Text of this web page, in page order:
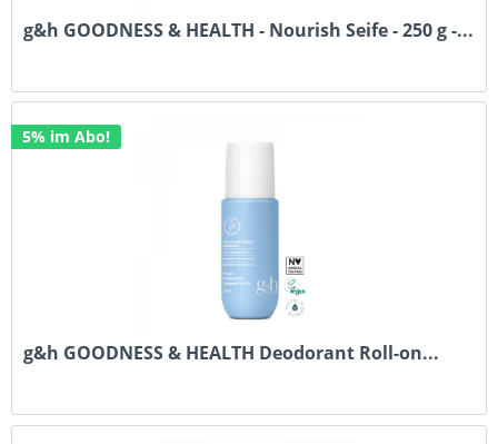
g&h GOODNESS & HEALTH - Nourish Seife - 250 g -...
5% im Abo!
g&h GOODNESS & HEALTH Deodorant Roll-on...